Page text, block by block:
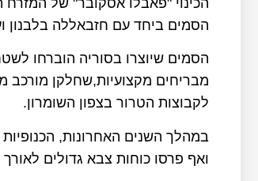
הסמים ביחד עם חזבאללה בלבנון
הסמים שיוצרו בסוריה הוברחו
מבריחים מקצועיות,שחלקן מורכב
לקבוצות הטרור בצפון השומרון.
במהלך השנים האחרונות,
ואף פרסו כוחות צבא גדולים